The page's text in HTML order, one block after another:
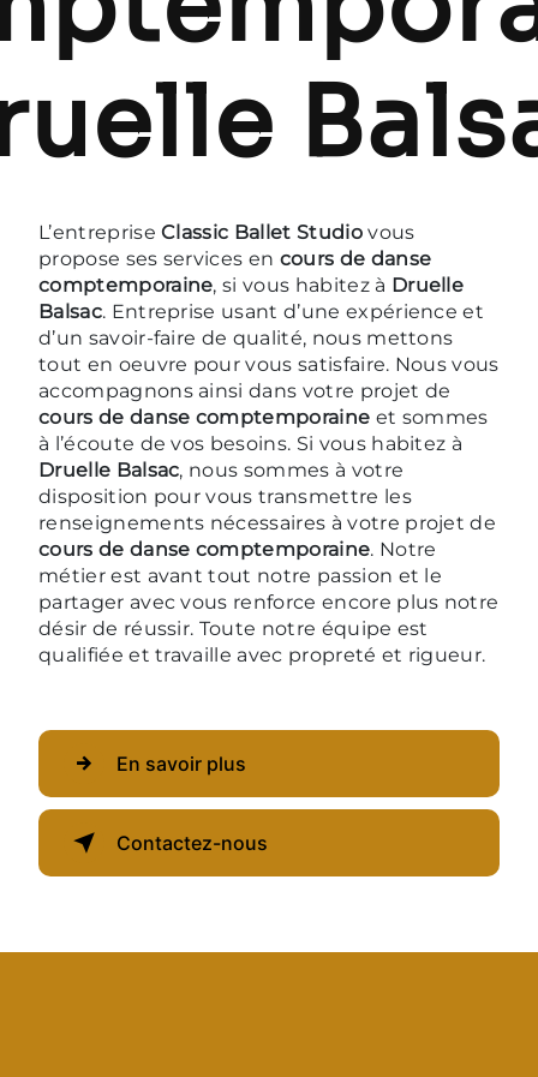
L’entrepriseClassic Ballet Studiovous
propose ses services en cours de danse
comptemporaine, si vous habitez à Druelle
Balsac. Entreprise usant d’une expérience et
d’un savoir-faire de qualité, nous mettons
tout en oeuvre pour vous satisfaire. Nous vous
accompagnons ainsi dans votre projet de
cours de danse comptemporaine et sommes
à l’écoute de vos besoins. Si vous habitez à
Druelle Balsac, nous sommes à votre
disposition pour vous transmettre les
renseignements nécessaires à votre projet de
cours de danse comptemporaine. Notre
métier est avant tout notre passion et le
partager avec vous renforce encore plus notre
désir de réussir. Toute notre équipe est
qualifiée et travaille avec propreté et rigueur.
En savoir plus
Contactez-nous